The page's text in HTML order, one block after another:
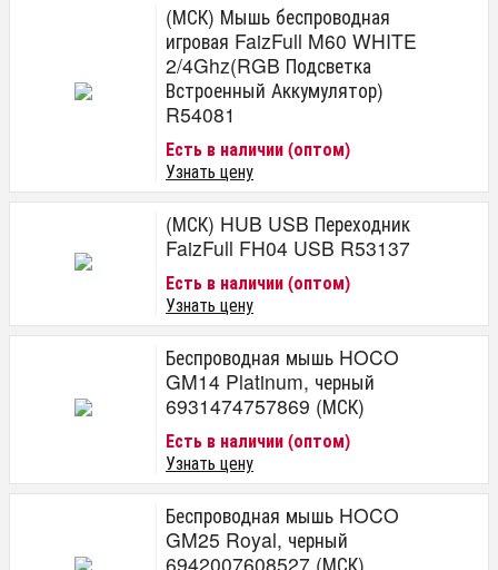
(МСК) Мышь беспроводная
игровая FaizFull M60 WHITE
2/4Ghz(RGB Подсветка
Встроенный Аккумулятор)
R54081
Есть в наличии (оптом)
Узнать цену
(МСК) HUB USB Переходник
FaizFull FH04 USB R53137
Есть в наличии (оптом)
Узнать цену
Беспроводная мышь HOCO
GM14 Platinum, черный
6931474757869 (МСК)
Есть в наличии (оптом)
Узнать цену
Беспроводная мышь HOCO
GM25 Royal, черный
6942007608527 (МСК)